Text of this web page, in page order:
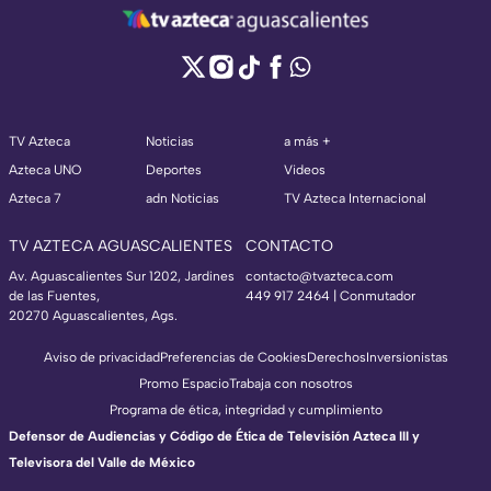
TV Azteca
Azteca UNO
Azteca 7
Noticias
Deportes
adn Noticias
a más +
Videos
TV Azteca Internacional
TV AZTECA AGUASCALIENTES
Av. Aguascalientes Sur 1202, Jardines
de las Fuentes,
20270 Aguascalientes, Ags.
CONTACTO
contacto@tvazteca.com
449 917 2464 | Conmutador
Aviso de privacidadPreferencias de CookiesDerechosInversionistas
Promo EspacioTrabaja con nosotros
Programa de ética, integridad y cumplimiento
Defensor de Audiencias y Código de Ética de Televisión Azteca III y
Televisora del Valle de México